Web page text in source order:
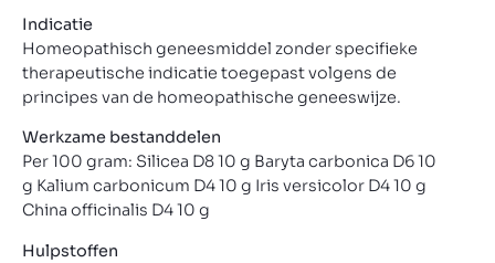
Indicatie
Homeopathisch geneesmiddel zonder specifieke
therapeutische indicatie toegepast volgens de
principes van de homeopathische geneeswijze.
Werkzame bestanddelen
Per 100 gram: Silicea D8 10 g Baryta carbonica D6 10
g Kalium carbonicum D4 10 g Iris versicolor D4 10 g
China officinalis D4 10 g
Hulpstoffen